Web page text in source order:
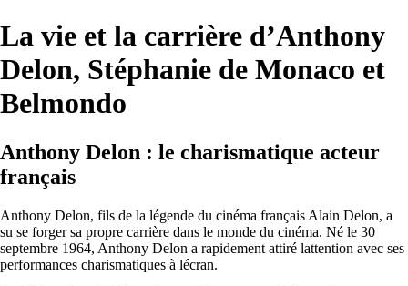
La vie et la carrière d’Anthony
Delon, Stéphanie de Monaco et
Belmondo
Anthony Delon : le charismatique acteur
français
Anthony Delon, fils de la légende du cinéma français Alain Delon, a
su se forger sa propre carrière dans le monde du cinéma. Né le 30
septembre 1964, Anthony Delon a rapidement attiré lattention avec ses
performances charismatiques à lécran.